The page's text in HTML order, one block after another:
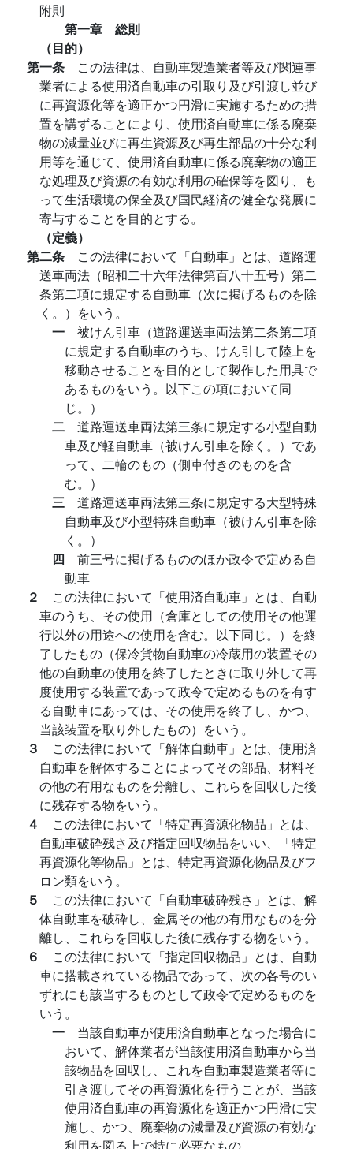
附則
第一章 総則
（目的）
第一条 この法律は、自動車製造業者等及び関連事
業者による使用済自動車の引取り及び引渡し並び
に再資源化等を適正かつ円滑に実施するための措
置を講ずることにより、使用済自動車に係る廃棄
物の減量並びに再生資源及び再生部品の十分な利
用等を通じて、使用済自動車に係る廃棄物の適正
な処理及び資源の有効な利用の確保等を図り、も
って生活環境の保全及び国民経済の健全な発展に
寄与することを目的とする。
（定義）
第二条 この法律において「自動車」とは、道路運
送車両法（昭和二十六年法律第百八十五号）第二
条第二項に規定する自動車（次に掲げるものを除
く。）をいう。
一 被けん引車（道路運送車両法第二条第二項
に規定する自動車のうち、けん引して陸上を
移動させることを目的として製作した用具で
あるものをいう。以下この項において同
じ。）
二 道路運送車両法第三条に規定する小型自動
車及び軽自動車（被けん引車を除く。）であ
って、二輪のもの（側車付きのものを含
む。）
三 道路運送車両法第三条に規定する大型特殊
自動車及び小型特殊自動車（被けん引車を除
く。）
四 前三号に掲げるもののほか政令で定める自
動車
２ この法律において「使用済自動車」とは、自動
車のうち、その使用（倉庫としての使用その他運
行以外の用途への使用を含む。以下同じ。）を終
了したもの（保冷貨物自動車の冷蔵用の装置その
他の自動車の使用を終了したときに取り外して再
度使用する装置であって政令で定めるものを有す
る自動車にあっては、その使用を終了し、かつ、
当該装置を取り外したもの）をいう。
３ この法律において「解体自動車」とは、使用済
自動車を解体することによってその部品、材料そ
の他の有用なものを分離し、これらを回収した後
に残存する物をいう。
４ この法律において「特定再資源化物品」とは、
自動車破砕残さ及び指定回収物品をいい、「特定
再資源化等物品」とは、特定再資源化物品及びフ
ロン類をいう。
５ この法律において「自動車破砕残さ」とは、解
体自動車を破砕し、金属その他の有用なものを分
離し、これらを回収した後に残存する物をいう。
６ この法律において「指定回収物品」とは、自動
車に搭載されている物品であって、次の各号のい
ずれにも該当するものとして政令で定めるものを
いう。
一 当該自動車が使用済自動車となった場合に
おいて、解体業者が当該使用済自動車から当
該物品を回収し、これを自動車製造業者等に
引き渡してその再資源化を行うことが、当該
使用済自動車の再資源化を適正かつ円滑に実
施し、かつ、廃棄物の減量及び資源の有効な